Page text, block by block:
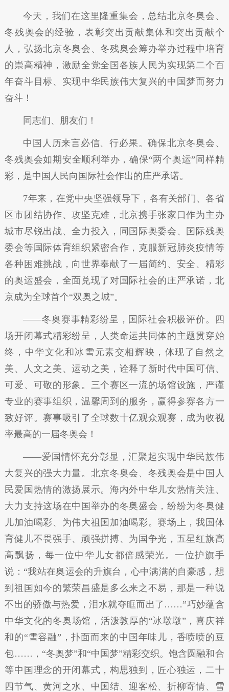
今天，我们在这里隆重集会，总结北京冬奥会、
冬残奥会的经验，表彰突出贡献集体和突出贡献个
人，弘扬北京冬奥会、冬残奥会筹办举办过程中培育
的崇高精神，激励全党全国各族人民为实现第二个百
年奋斗目标、实现中华民族伟大复兴的中国梦而努力
奋斗！
同志们、朋友们！
中国人历来言必信、行必果。确保北京冬奥会、
冬残奥会如期安全顺利举办，确保“两个奥运”同样精
彩，是中国人民向国际社会作出的庄严承诺。
7年来，在党中央坚强领导下，各有关部门、各省
区市团结协作、攻坚克难，北京携手张家口作为主办
城市尽锐出战、全力投入，同国际奥委会、国际残奥
委会等国际体育组织紧密合作，克服新冠肺炎疫情等
各种困难挑战，向世界奉献了一届简约、安全、精彩
的奥运盛会，全面兑现了对国际社会的庄严承诺，北
京成为全球首个“双奥之城”。
——冬奥赛事精彩纷呈，国际社会积极评价。四
场开闭幕式精彩纷呈，人类命运共同体的主题贯穿始
终，中华文化和冰雪元素交相辉映，体现了自然之
美、人文之美、运动之美，诠释了新时代中国可信、
可爱、可敬的形象。三个赛区一流的场馆设施，严谨
专业的赛事组织，温馨周到的服务，赢得参赛各方一
致好评。赛事吸引了全球数十亿观众观赛，成为收视
率最高的一届冬奥会！
——爱国情怀充分彰显，汇聚起实现中华民族伟
大复兴的强大力量。北京冬奥会、冬残奥会是中国人
民爱国热情的激扬展示。海内外中华儿女热情关注、
大力支持这场在中国举办的冬奥盛会，纷纷为冬奥健
儿加油喝彩、为伟大祖国加油喝彩。赛场上，我国体
育健儿不畏强手、顽强拼搏、为国争光，五星红旗高
高飘扬，每一位中华儿女都倍感荣光。一位护旗手
说：“我站在奥运会的升旗台，心中满满的自豪感，想
到祖国如今的繁荣昌盛是多么来之不易，那是一种说
不出的骄傲与热爱，泪水就夺眶而出了……”巧妙蕴含
中华文化的冬奥场馆，活泼敦厚的“冰墩墩”，喜庆祥
和的“雪容融”，扑面而来的中国年味儿，香喷喷的豆
包……，“冬奥梦”和“中国梦”精彩交织。饱含圆融和合
等中国理念的开闭幕式，构思独到，匠心独运，二十
四节气、黄河之水、中国结、迎客松、折柳寄情、雪